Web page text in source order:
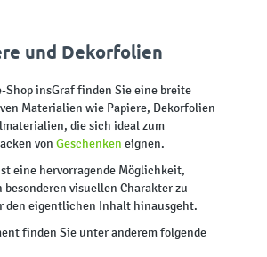
und Dekorfolien
Shop insGraf finden Sie eine breite
Materialien wie Papiere, Dekorfolien
die sich ideal zum
von Geschenken eignen.
eine hervorragende Möglichkeit,
besonderen visuellen Charakter zu
den eigentlichen Inhalt hinausgeht.
finden Sie unter anderem folgende